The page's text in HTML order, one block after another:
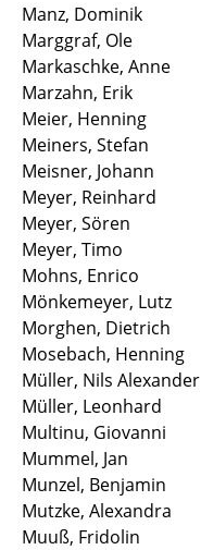
Manz, Dominik
Marggraf, Ole
Markaschke, Anne
Marzahn, Erik
Meier, Henning
Meiners, Stefan
Meisner, Johann
Meyer, Reinhard
Meyer, Sören
Meyer, Timo
Mohns, Enrico
Mönkemeyer, Lutz
Morghen, Dietrich
Mosebach, Henning
Müller, Nils Alexander
Müller, Leonhard
Multinu, Giovanni
Mummel, Jan
Munzel, Benjamin
Mutzke, Alexandra
Muuß, Fridolin